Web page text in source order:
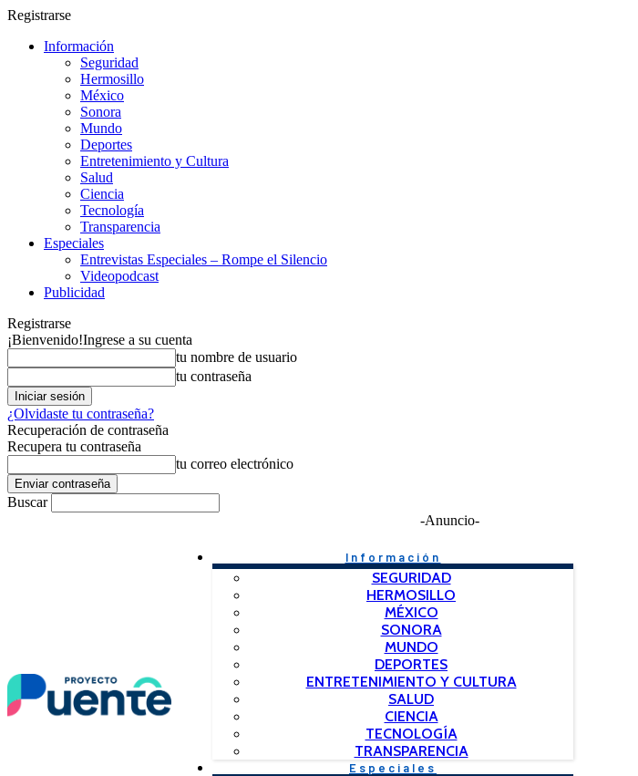
Registrarse
Información
Seguridad
Hermosillo
México
Sonora
Mundo
Deportes
Entretenimiento y Cultura
Salud
Ciencia
Tecnología
Transparencia
Especiales
Entrevistas Especiales – Rompe el Silencio
Videopodcast
Publicidad
Registrarse
¡Bienvenido!Ingrese a su cuenta
tu nombre de usuario
tu contraseña
¿Olvidaste tu contraseña?
Recuperación de contraseña
Recupera tu contraseña
tu correo electrónico
Buscar
-Anuncio-
Información
SEGURIDAD
HERMOSILLO
MÉXICO
SONORA
MUNDO
DEPORTES
ENTRETENIMIENTO Y CULTURA
SALUD
CIENCIA
TECNOLOGÍA
TRANSPARENCIA
Especiales